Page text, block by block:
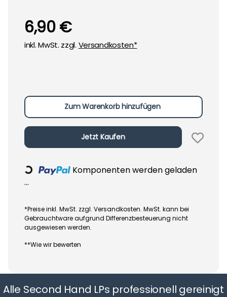
6,90 €
inkl. MwSt. zzgl. Versandkosten*
Zum Warenkorb hinzufügen
Jetzt Kaufen
Loading...
Komponenten werden geladen
...
*Preise inkl. MwSt. zzgl. Versandkosten. MwSt. kann bei
Gebrauchtware aufgrund Differenzbesteuerung nicht
ausgewiesen werden.
**Wie wir bewerten
Alle Second Hand LPs professionell gereinigt